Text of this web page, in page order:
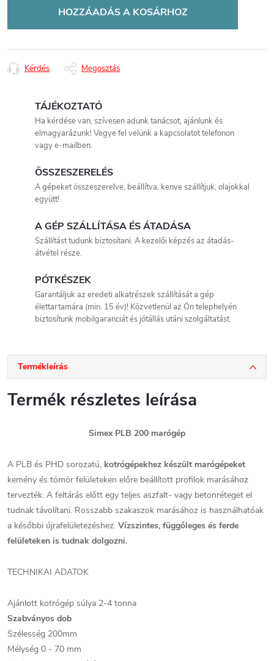
HOZZÁADÁS A KOSÁRHOZ
Kérdés Megosztás
TÁJÉKOZTATÓ
Ha kérdése van, szívesen adunk tanácsot, ajánlunk és
elmagyarázunk! Vegye fel velünk a kapcsolatot telefonon
vagy e-mailben.
ÖSSZESZERELÉS
A gépeket összeszerelve, beállítva, kenve szállítjuk, olajokkal
együtt!
A GÉP SZÁLLÍTÁSA ÉS ÁTADÁSA
Szállítást tudunk biztosítani. A kezelői képzés az átadás-
átvétel része.
PÓTKÉSZEK
Garantáljuk az eredeti alkatrészek szállítását a gép
élettartamára (min. 15 év)! Közvetlenül az Ön telephelyén
biztosítunk mobilgaranciát és jótállás utáni szolgáltatást.
Termékleírás
Termék részletes leírása
Simex PLB 200 marógép
A PLB és PHD sorozatú, kotrógépekhez készült marógépeket
kemény és tömör felületeken előre beállított profilok marásához
tervezték. A feltárás előtt egy teljes aszfalt- vagy betonréteget el
tudnak távolítani. Rosszabb szakaszok marásához is használhatóak
a későbbi újrafelületezéshez. Vízszintes, függőleges és ferde
felületeken is tudnak dolgozni.
TECHNIKAI ADATOK
Ajánlott kotrógép súlya 2-4 tonna
Szabványos dob
Szélesség 200mm
Mélység 0 - 70 mm